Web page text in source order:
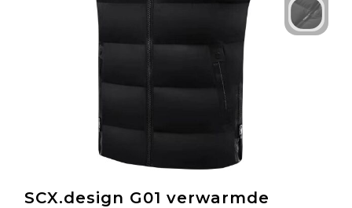
SCX.design G01 verwarmde